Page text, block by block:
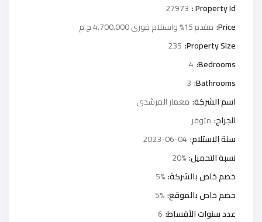
Property Id :
27973
Price: مقدم 15% واستلام فورى
4.700.000 ج.م
Property Size:
235
Bedrooms:
4
Bathrooms:
3
اسم الشركة: معمار المرشدى
الجراج: متوفر
سنة الاستلام: 2023-06-04
نسبة التحميل:20%
خصم خاص بالشركة:5%
خصم خاص بالموقع:5%
عدد سنوات الأقساط: 6